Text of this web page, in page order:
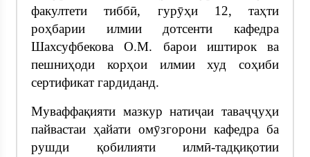
факултети тиббӣ, гурӯҳи 12, таҳти
роҳбарии илмии дотсенти кафедра
Шахсуфбекова О.М. барои иштирок ва
пешниҳоди корҳои илмии худ соҳиби
сертификат гардиданд.
Муваффақияти мазкур натиҷаи таваҷҷуҳи
пайвастаи ҳайати омӯзгорони кафедра ба
рушди қобилияти илмӣ-тадқиқотии